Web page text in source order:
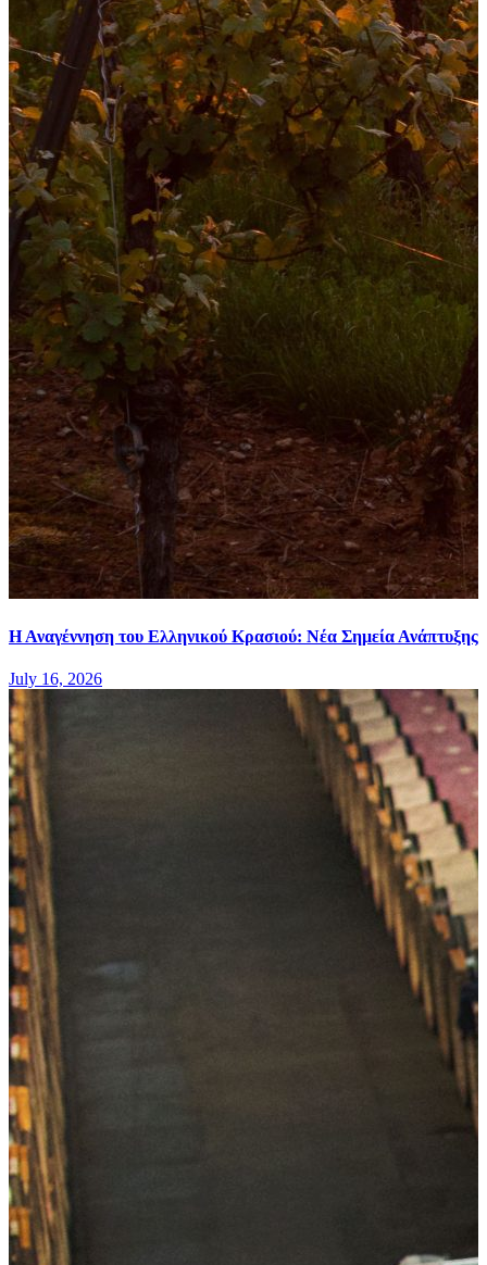
Η Αναγέννηση του Ελληνικού Κρασιού: Νέα Σημεία Ανάπτυξης
July 16, 2026